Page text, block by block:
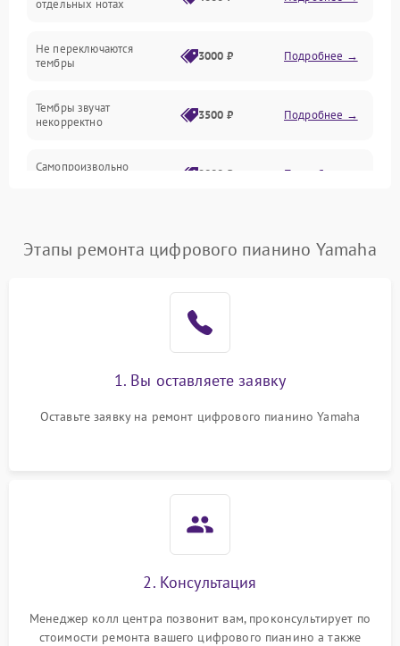
Аудио
Оптика
отдельных нотах
Не переключаются
тембры
3000 ₽ Подробнее →
Тембры звучат
некорректно
3500 ₽ Подробнее →
Самопроизвольно
2800 ₽ Подробнее →
Этапы ремонта цифрового пианино Yamaha
1. Вы оставляете заявку
Оставьте заявку на ремонт цифрового пианино Yamaha
2. Консультация
Менеджер колл центра позвонит вам, проконсультирует по
стоимости ремонта вашего цифрового пианино а также